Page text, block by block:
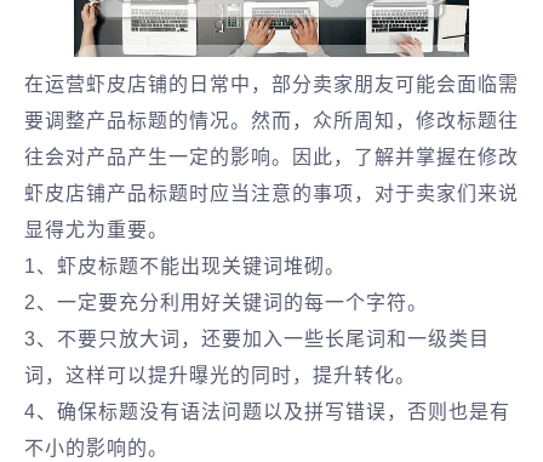
在运营虾皮店铺的日常中，部分卖家朋友可能会面临需
要调整产品标题的情况。然而，众所周知，修改标题往
往会对产品产生一定的影响。因此，了解并掌握在修改
虾皮店铺产品标题时应当注意的事项，对于卖家们来说
显得尤为重要。
1、虾皮标题不能出现关键词堆砌。
2、一定要充分利用好关键词的每一个字符。
3、不要只放大词，还要加入一些长尾词和一级类目
词，这样可以提升曝光的同时，提升转化。
4、确保标题没有语法问题以及拼写错误，否则也是有
不小的影响的。